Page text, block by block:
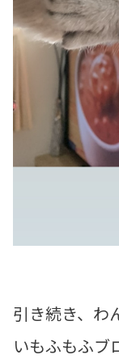
引き続き、わ
いもふもふブ